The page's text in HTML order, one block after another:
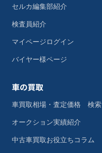
セルカ編集部紹介
検査員紹介
マイページログイン
バイヤー様ページ
車の買取
車買取相場・査定価格 検索
オークション実績紹介
中古車買取お役立ちコラム